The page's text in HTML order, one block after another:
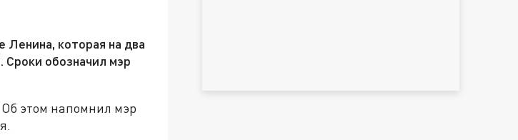
Ленина, которая на два
Сроки обозначил мэр
этом напомнил мэр